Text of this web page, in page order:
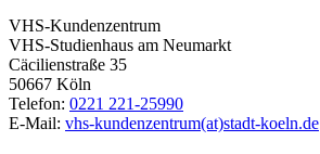
VHS-Kundenzentrum
VHS-Studienhaus am Neumarkt
Cäcilienstraße 35
50667 Köln
Telefon: 0221 221-25990
E-Mail: vhs-kundenzentrum(at)stadt-koeln.de